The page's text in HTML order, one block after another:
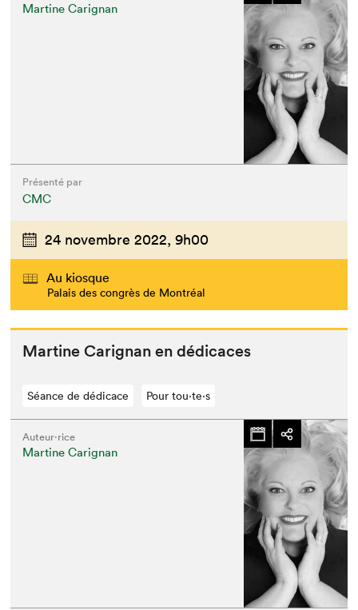
Martine Carignan
Présenté par
CMC
24 novembre 2022, 9h00
Au kiosque
Palais des congrès de Montréal
Mar­tine Carig­nan en dédicaces
Séance de dédicace Pour tou⋅te⋅s
Auteur·rice
Martine Carignan